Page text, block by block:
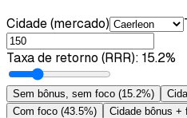
Cidade (mercado)
Taxa de retorno (RRR): 15.2%
Sem bônus, sem foco (15.2%)
Com foco (43.5%) Cidade bônus +